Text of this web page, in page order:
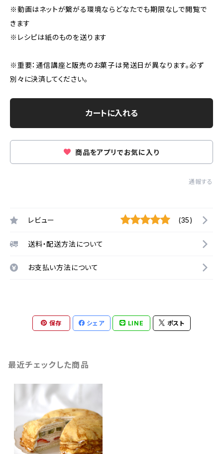
※動画はネットが繋がる環境ならどなたでも期限なしで閲覧で
きます
※レシピは紙のものを送ります
※重要：通信講座と販売のお菓子は発送日が異なります。必ず
別々に決済してください。
カートに入れる
商品をアプリでお気に入り
通報する
レビュー (35)
送料・配送方法について
お支払い方法について
保存 シェア LINE ポスト
最近チェックした商品